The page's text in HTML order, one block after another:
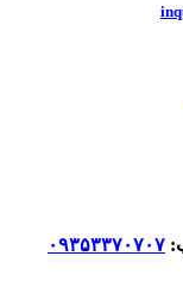
۰۹۳۵۳۳۷۰۷۰۷